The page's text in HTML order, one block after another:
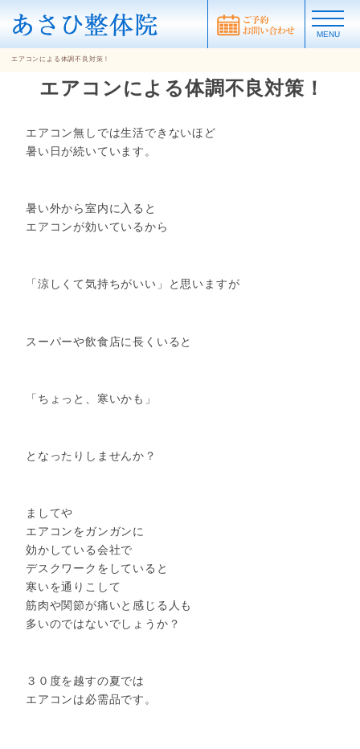
MENU
エアコンによる体調不良対策！
エアコンによる体調不良対策！
エアコン無しでは生活できないほど
暑い日が続いています。
暑い外から室内に入ると
エアコンが効いているから
「涼しくて気持ちがいい」と思いますが
スーパーや飲食店に長くいると
「ちょっと、寒いかも」
となったりしませんか？
ましてや
エアコンをガンガンに
効かしている会社で
デスクワークをしていると
寒いを通りこして
筋肉や関節が痛いと感じる人も
多いのではないでしょうか？
３０度を越すの夏では
エアコンは必需品です。